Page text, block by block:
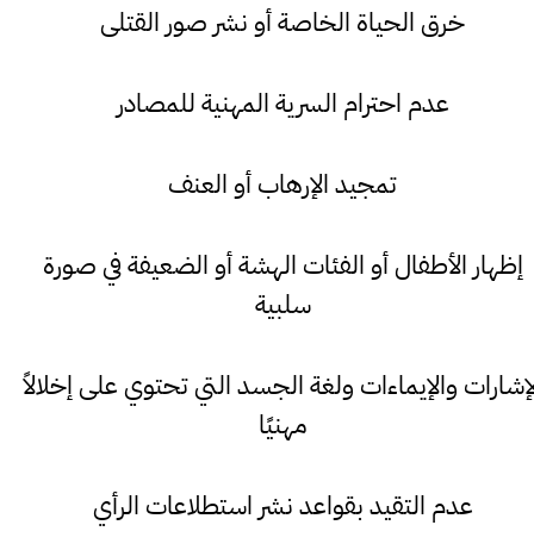
خرق الحياة الخاصة أو نشر صور القتلى
عدم احترام السرية المهنية للمصادر
تمجيد الإرهاب أو العنف
إظهار الأطفال أو الفئات الهشة أو الضعيفة في صورة
سلبية
والإيماءات ولغة الجسد التي تحتوي على إخلالاً
مهنيًا
عدم التقيد بقواعد نشر استطلاعات الرأي